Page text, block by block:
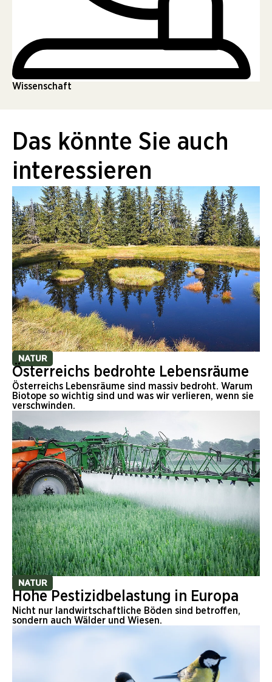
Wissenschaft
Das könnte Sie auch
interessieren
NATUR
Österreichs bedrohte Lebensräume
Österreichs Lebensräume sind massiv bedroht. Warum
Biotope so wichtig sind und was wir verlieren, wenn sie
verschwinden.
NATUR
Hohe Pestizidbelastung in Europa
Nicht nur landwirtschaftliche Böden sind betroffen,
sondern auch Wälder und Wiesen.